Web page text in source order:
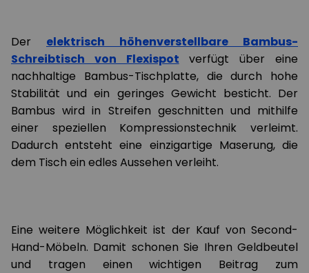
Der elektrisch höhenverstellbare Bambus-
Schreibtisch von Flexispot verfügt über eine
nachhaltige Bambus-Tischplatte, die durch hohe
Stabilität und ein geringes Gewicht besticht. Der
Bambus wird in Streifen geschnitten und mithilfe
einer speziellen Kompressionstechnik verleimt.
Dadurch entsteht eine einzigartige Maserung, die
dem Tisch ein edles Aussehen verleiht.
Eine weitere Möglichkeit ist der Kauf von Second-
Hand-Möbeln. Damit schonen Sie Ihren Geldbeutel
und tragen einen wichtigen Beitrag zum